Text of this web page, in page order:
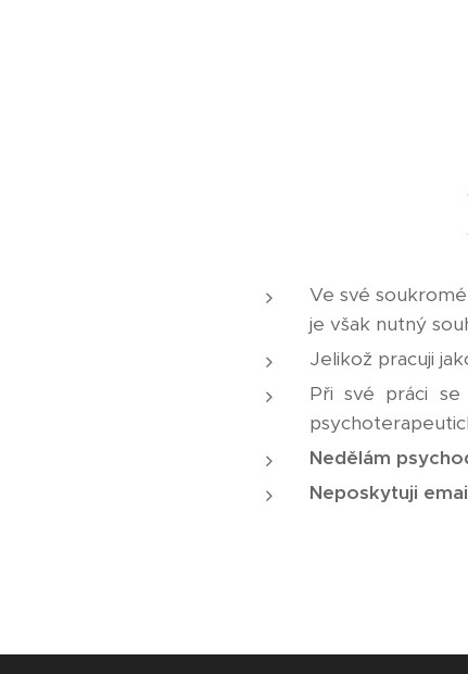
Ve své
je však nutný
Jelikož pracuji
Při své práci se
Nedělám
Neposkytuji